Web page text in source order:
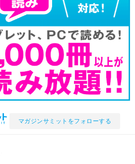
マガジンサミットをフォローする